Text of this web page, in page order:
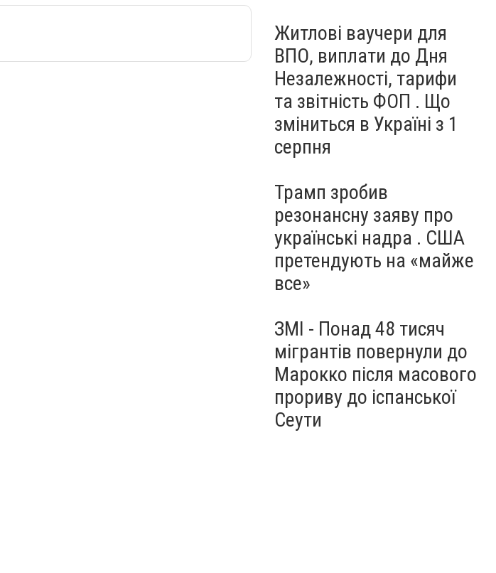
Житлові ваучери для
ВПО, виплати до Дня
Незалежності, тарифи
та звітність ФОП . Що
зміниться в Україні з 1
серпня
Трамп зробив
резонансну заяву про
українські надра . США
претендують на «майже
все»
ЗМІ - Понад 48 тисяч
мігрантів повернули до
Марокко після масового
прориву до іспанської
Сеути